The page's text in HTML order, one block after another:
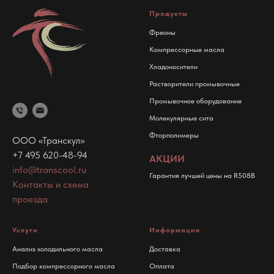
ООО «Транскул»
+7 495 620-48-94
info@transcool.ru
Контакты и схема
проезда
Продукты
Фреоны
Компрессорные масла
Хладоносители
Растворители промывочные
Промывочное оборудование
Молекулярные сита
Фторполимеры
АКЦИИ
Гарантия лучшей цены на R508B
Услуги
Анализ холодильного масла
Подбор компрессорного масла
Информация
Доставка
Оплата